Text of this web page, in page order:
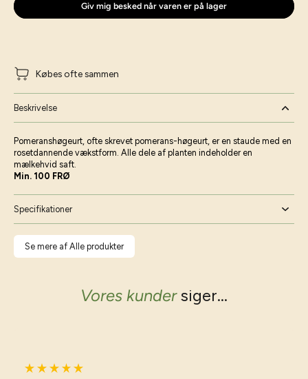
Giv mig besked når varen er på lager
Købes ofte sammen
Beskrivelse
Pomeranshøgeurt, ofte skrevet pomerans-høgeurt, er en staude med en
rosetdannende vækstform. Alle dele af planten indeholder en
mælkehvid saft.
Min. 100 FRØ
Specifikationer
Se mere af Alle produkter
Vores kundersiger...